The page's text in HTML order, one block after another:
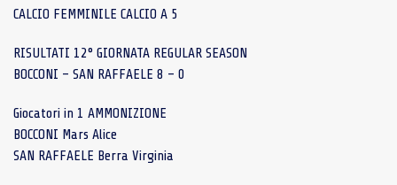
CALCIO FEMMINILE CALCIO A 5
RISULTATI 12° GIORNATA REGULAR SEASON
BOCCONI – SAN RAFFAELE 8 – 0
Giocatori in 1 AMMONIZIONE
BOCCONI Mars Alice
SAN RAFFAELE Berra Virginia